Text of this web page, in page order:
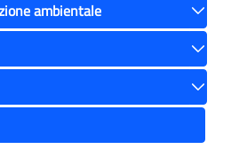
ambientale
Toggle
Toggle
Toggle